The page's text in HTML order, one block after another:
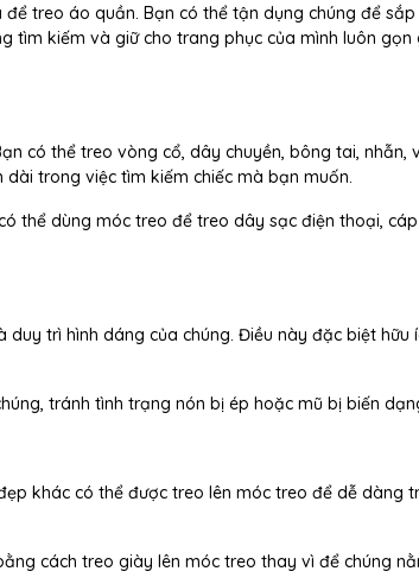
treo áo quần. Bạn có thể tận dụng chúng để sắp
tìm kiếm và giữ cho trang phục của mình luôn gọn
có thể treo vòng cổ, dây chuyền, bông tai, nhẫn,
trong việc tìm kiếm chiếc mà bạn muốn.
thể dùng móc treo để treo dây sạc điện thoại, cáp
trì hình dáng của chúng. Điều này đặc biệt hữu
tránh tình trạng nón bị ép hoặc mũ bị biến
khác có thể được treo lên móc treo để dễ dàng
cách treo giày lên móc treo thay vì để chúng